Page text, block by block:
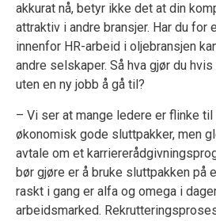
akkurat nå, betyr ikke det at din
attraktiv i andre bransjer. Har du for
innenfor HR-arbeid i oljebransjen
andre selskaper. Så hva gjør du
uten en ny jobb å gå til?
– Vi ser at mange ledere er flinke
økonomisk gode sluttpakker, men
avtale om et
bør gjøre er å bruke sluttpakken på
raskt i gang er alfa og omega i
arbeidsmarked.